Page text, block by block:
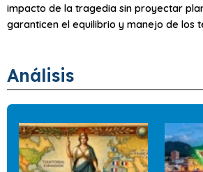
impacto de la tragedia sin proyectar
garanticen el equilibrio y manejo de los
Análisis